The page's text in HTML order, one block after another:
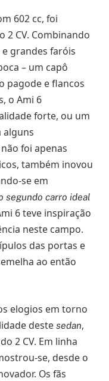
602 cc, foi
2 CV. Combinando
grandes faróis
– um capô
pagode e flancos
o Ami 6
forte, ou um
alguns
foi apenas
também inovou
se em
segundo carro ideal
6 teve inspiração
neste campo.
das portas e
ao então
elogios em torno
deste sedan,
2 CV. Em linha
se, desde o
Os fãs